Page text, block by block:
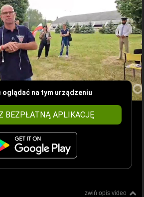
oglądać na tym urządzeniu
BEZPŁATNĄ APLIKACJĘ
zwiń opis video